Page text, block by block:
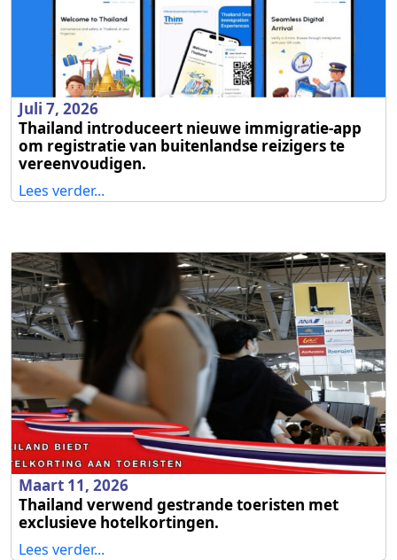
Juli 7, 2026
Thailand introduceert nieuwe immigratie-app
om registratie van buitenlandse reizigers te
vereenvoudigen.
Lees verder...
Maart 11, 2026
Thailand verwend gestrande toeristen met
exclusieve hotelkortingen.
Lees verder...